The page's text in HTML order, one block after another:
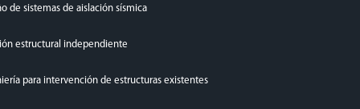
de sistemas de aislación sísmica
estructural independiente
para intervención de estructuras existentes